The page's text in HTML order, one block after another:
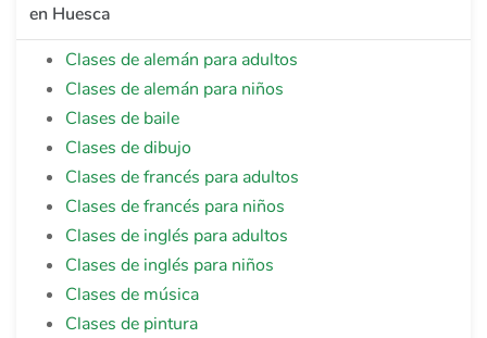
en Huesca
Clases de alemán para adultos
Clases de alemán para niños
Clases de baile
Clases de dibujo
Clases de francés para adultos
Clases de francés para niños
Clases de inglés para adultos
Clases de inglés para niños
Clases de música
Clases de pintura